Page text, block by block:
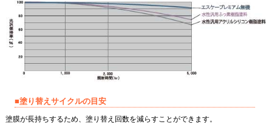
■塗り替えサイクルの目安
塗膜が長持ちするため、塗り替え回数を減らすことができます。